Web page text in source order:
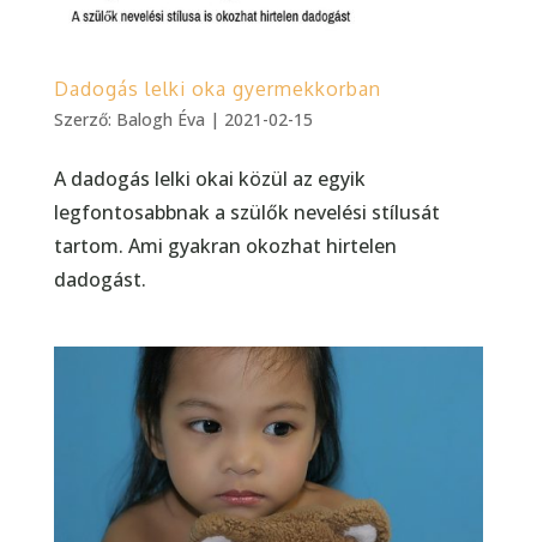
Dadogás lelki oka gyermekkorban
Szerző: Balogh Éva | 2021-02-15
A dadogás lelki okai közül az egyik
legfontosabbnak a szülők nevelési stílusát
tartom. Ami gyakran okozhat hirtelen
dadogást.